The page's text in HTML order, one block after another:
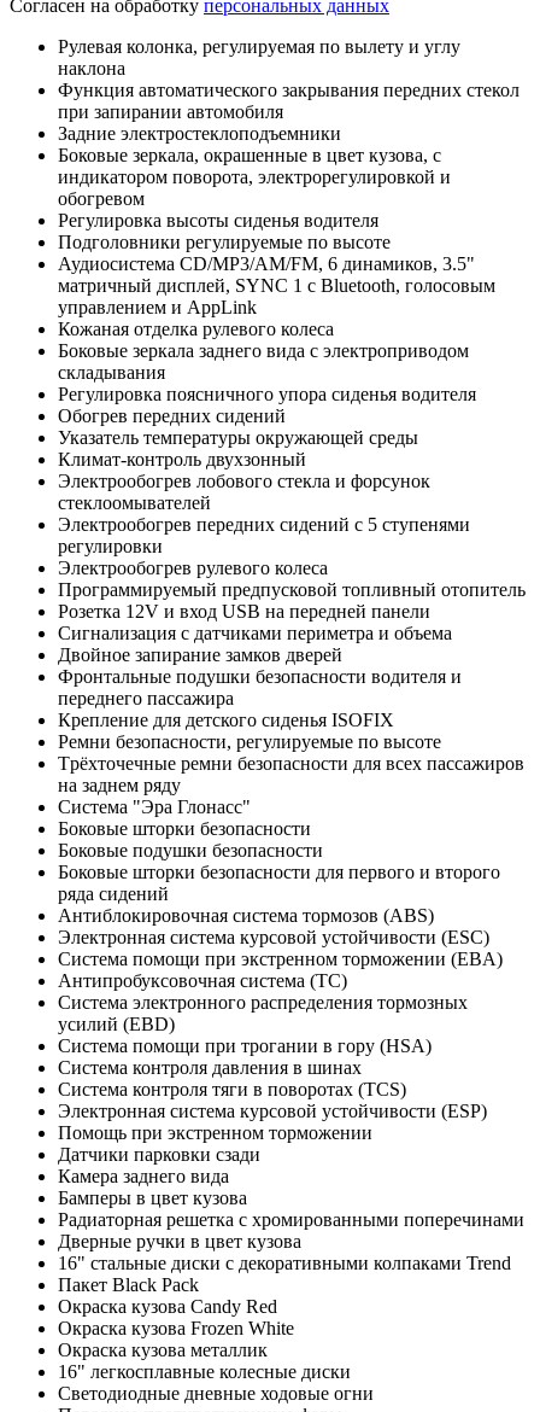
Согласен на обработку персональных данных
Рулевая колонка, регулируемая по вылету и углу
наклона
Функция автоматического закрывания передних стекол
при запирании автомобиля
Задние электростеклоподъемники
Боковые зеркала, окрашенные в цвет кузова, с
индикатором поворота, электрорегулировкой и
обогревом
Регулировка высоты сиденья водителя
Подголовники регулируемые по высоте
Аудиосистема CD/MP3/AM/FM, 6 динамиков, 3.5"
матричный дисплей, SYNC 1 с Bluetooth, голосовым
управлением и AppLink
Кожаная отделка рулевого колеса
Боковые зеркала заднего вида с электроприводом
складывания
Регулировка поясничного упора сиденья водителя
Обогрев передних сидений
Указатель температуры окружающей среды
Климат-контроль двухзонный
Электрообогрев лобового стекла и форсунок
стеклоомывателей
Электрообогрев передних сидений с 5 ступенями
регулировки
Электрообогрев рулевого колеса
Программируемый предпусковой топливный отопитель
Розетка 12V и вход USB на передней панели
Сигнализация с датчиками периметра и объема
Двойное запирание замков дверей
Фронтальные подушки безопасности водителя и
переднего пассажира
Крепление для детского сиденья ISOFIX
Ремни безопасности, регулируемые по высоте
Tрёхточечные ремни безопасности для всех пассажиров
на заднем ряду
Система "Эра Глонасс"
Боковые шторки безопасности
Боковые подушки безопасности
Боковые шторки безопасности для первого и второго
ряда сидений
Антиблокировочная система тормозов (ABS)
Электронная система курсовой устойчивости (ESC)
Система помощи при экстренном торможении (EBA)
Антипробуксовочная система (TC)
Система электронного распределения тормозных
усилий (EBD)
Cистема помощи при трогании в гору (HSA)
Система контроля давления в шинах
Система контроля тяги в поворотах (TCS)
Электронная система курсовой устойчивости (ESP)
Помощь при экстренном торможении
Датчики парковки сзади
Камера заднего вида
Бамперы в цвет кузова
Радиаторная решетка с хромированными поперечинами
Дверные ручки в цвет кузова
16" стальные диски с декоративными колпаками Trend
Пакет Black Pack
Окраска кузова Candy Red
Окраска кузова Frozen White
Окраска кузова металлик
16" легкосплавные колесные диски
Светодиодные дневные ходовые огни